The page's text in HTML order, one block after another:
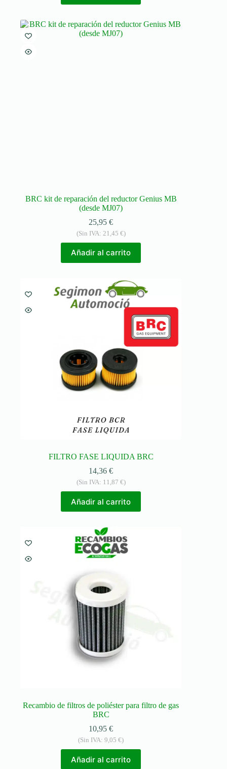
BRC kit de reparación del reductor Genius MB
(desde MJ07)
25,95€
(Sin IVA: 21,45 €)
Añadir al carrito
FILTRO FASE LIQUIDA BRC
14,36€
(Sin IVA: 11,87 €)
Añadir al carrito
Recambio de filtros de poliéster para filtro de gas
BRC
10,95€
(Sin IVA:9,05€)
Añadir al carrito